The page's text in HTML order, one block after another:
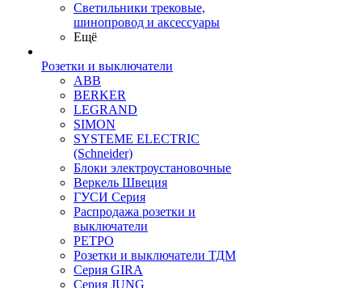
Светильники трековые,
шинопровод и аксессуары
Ещё
Розетки и выключатели
ABB
BERKER
LEGRAND
SIMON
SYSTEME ELECTRIC
(Schneider)
Блоки электроустановочные
Веркель Швеция
ГУСИ Серия
Распродажа розетки и
выключатели
РЕТРО
Розетки и выключатели ТДМ
Серия GIRA
Серия JUNG